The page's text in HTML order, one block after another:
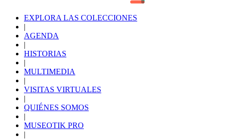
EXPLORA LAS COLECCIONES
|
AGENDA
|
HISTORIAS
|
MULTIMEDIA
|
VISITAS VIRTUALES
|
QUIÉNES SOMOS
|
MUSEOTIK PRO
|